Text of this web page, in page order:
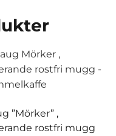
”Mörker” ,
rostfri mugg